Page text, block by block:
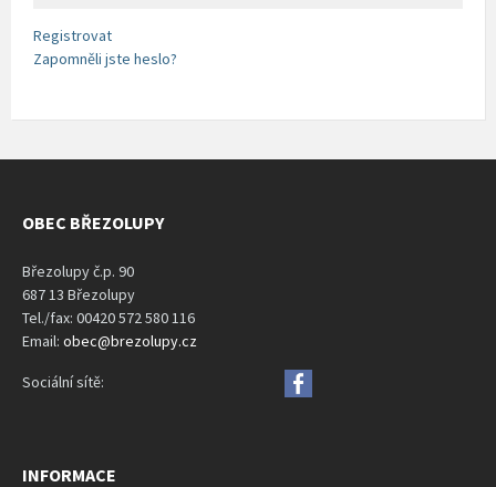
Registrovat
Zapomněli jste heslo?
OBEC BŘEZOLUPY
Březolupy č.p. 90
687 13 Březolupy
Tel./fax: 00420 572 580 116
Email: obec@brezolupy.cz
Sociální sítě:
INFORMACE